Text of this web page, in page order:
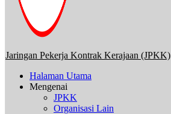
Jaringan Pekerja Kontrak Kerajaan (JPKK)
Halaman Utama
Mengenai
JPKK
Organisasi Lain